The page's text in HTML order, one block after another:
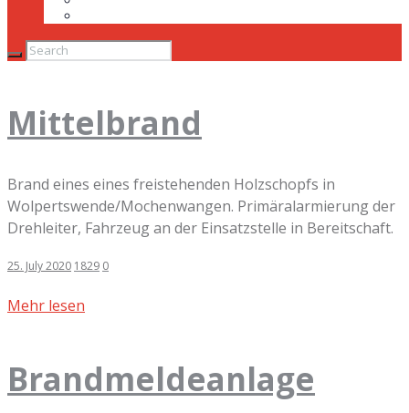
Mittelbrand
Brand eines eines freistehenden Holzschopfs in
Wolpertswende/Mochenwangen. Primäralarmierung der
Drehleiter, Fahrzeug an der Einsatzstelle in Bereitschaft.
25. July 2020 1829 0
Mehr lesen
Brandmeldeanlage